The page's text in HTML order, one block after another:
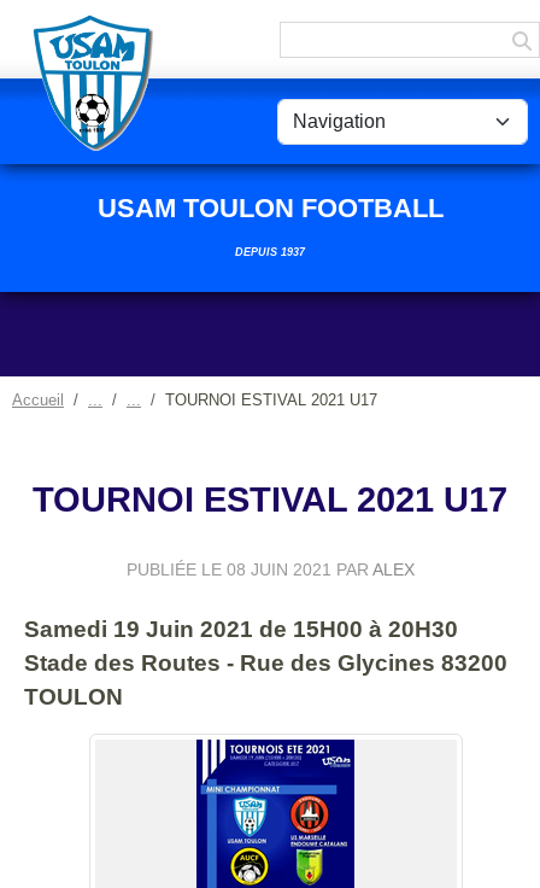
USAM TOULON FOOTBALL
DEPUIS 1937
Accueil TOURNOI ESTIVAL 2021 U17
TOURNOI ESTIVAL 2021 U17
PUBLIÉE LE 08 JUIN 2021 PAR ALEX
Samedi 19 Juin 2021 de 15H00 à 20H30
Stade des Routes - Rue des Glycines 83200
TOULON
Panneau de gestion des cookies